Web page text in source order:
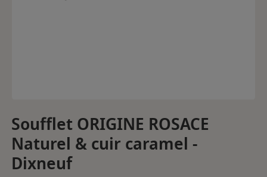
Soufflet ORIGINE ROSACE
Naturel & cuir caramel -
Dixneuf